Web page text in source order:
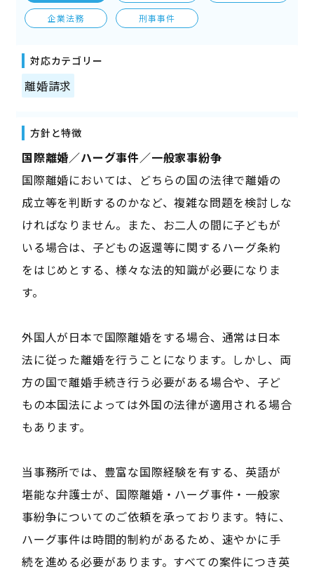
企業法務 刑事事件
対応カテゴリー
離婚請求
方針と特徴
国際離婚／ハーグ事件／一般家事紛争
国際離婚においては、どちらの国の法律で離婚の
成立等を判断するのかなど、複雑な問題を検討しな
ければなりません。また、お二人の間に子どもが
いる場合は、子どもの返還等に関するハーグ条約
をはじめとする、様々な法的知識が必要になりま
す。
外国人が日本で国際離婚をする場合、通常は日本
法に従った離婚を行うことになります。しかし、両
方の国で離婚手続き行う必要がある場合や、子ど
もの本国法によっては外国の法律が適用される場合
もあります。
当事務所では、豊富な国際経験を有する、英語が
堪能な弁護士が、国際離婚・ハーグ事件・一般家
事紛争についてのご依頼を承っております。特に、
ハーグ事件は時間的制約があるため、速やかに手
続を進める必要があります。すべての案件につき英